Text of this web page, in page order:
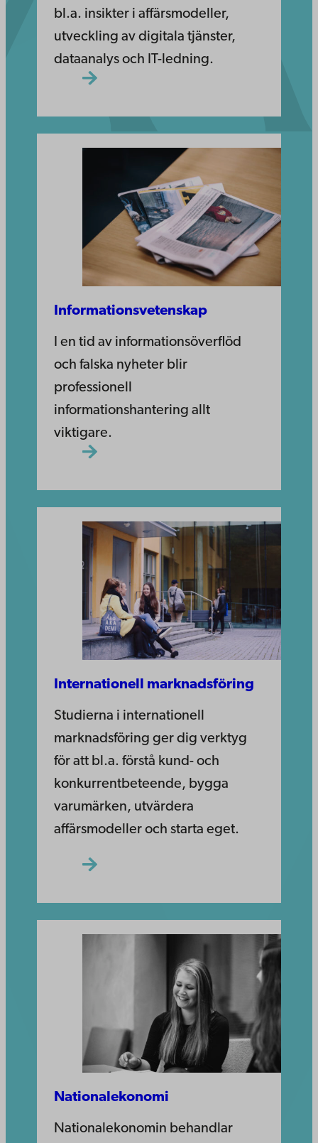
bl.a. insikter i affärsmodeller,
utveckling av digitala tjänster,
dataanalys och IT-ledning.
Informationsveten­skap
I en tid av informationsöverflöd
och falska nyheter blir
professionell
informationshantering allt
viktigare.
Internationell marknadsföring
Studierna i internationell
marknadsföring ger dig verktyg
för att bl.a. förstå kund- och
konkurrentbeteende, bygga
varumärken, utvärdera
affärsmodeller och starta eget.
Nationalekonomi
Nationalekonomin behandlar